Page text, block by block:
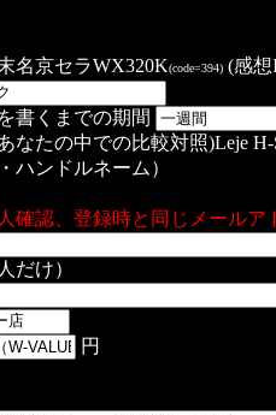
名京セラWX320K(code=394) (感想
書くまでの期間
なたの中での比較対照)Leje
ハンドルネーム）
確認、登録時と同じメール
だけ）
円